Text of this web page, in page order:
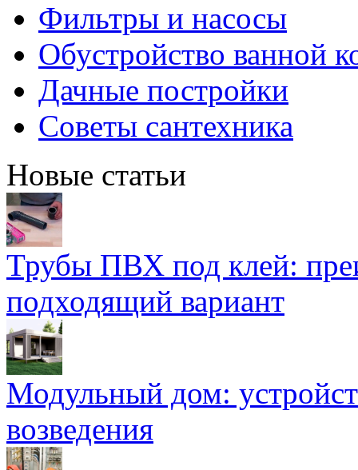
Фильтры и насосы
Обустройство ванной
Дачные постройки
Советы сантехника
Новые статьи
Трубы ПВХ под клей:
подходящий вариант
Модульный дом:
возведения